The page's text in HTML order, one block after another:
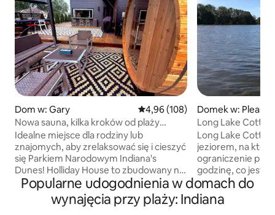
Dom w: Gary Średnia ocena: 4,96 na 5, liczba
4,96 (108)
Nowa sauna, kilka kroków od plaży
i Parku Narodowego
Idealne miejsce dla rodziny lub
znajomych, aby zrelaksować się i cieszyć
się Parkiem Narodowym Indiana's
Dunes! Holliday House to zbudowany na
zamówienie dom z 2022 roku z
widokiem na jezioro i ścieżką na plażę
zaledwie kilka kroków od drzwi
Domek w:
Long Lake
Long Lake
jeziorem, na
ograniczenie
godzinę, co jest
miejscem na
kajakami,
nas. Long Lake
Popularne udogodnienia w domach do
wynajęcia przy plaży: Indiana